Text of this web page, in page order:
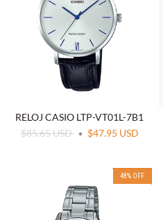
RELOJ CASIO LTP-VT01L-7B1
$85.65 USD
$47.95 USD
48% OFF